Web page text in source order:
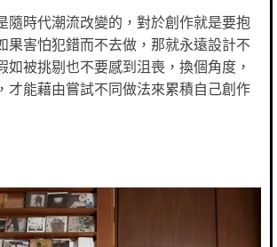
隨時代潮流改變的，對於創作就是要抱
果害怕犯錯而不去做，那就永遠設計不
如被挑剔也不要感到沮喪，換個角度，
才能藉由嘗試不同做法來累積自己創作